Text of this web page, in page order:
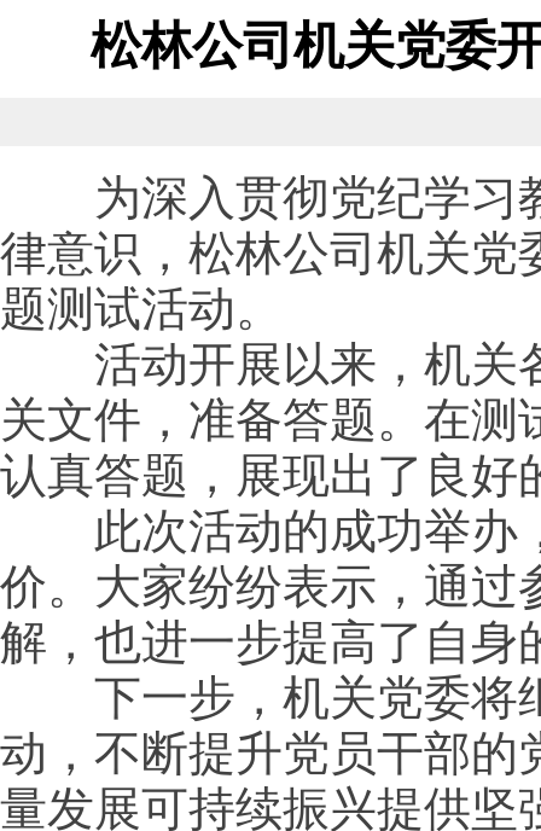
松林公司机关党委
为深入贯彻党纪学习
律意识，松林公司机关党
题测试活动。
活动开展以来，机关
关文件，准备答题。在
认真答题，展现出了良好
此次活动的成功举办
价。大家纷纷表示，通过
解，也进一步提高了自身
下一步，机关党委将
动，不断提升党员干部的
量发展可持续振兴提供坚